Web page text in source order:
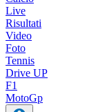
Live
Risultati
Video
Foto
Tennis
Drive UP
F1
MotoGp